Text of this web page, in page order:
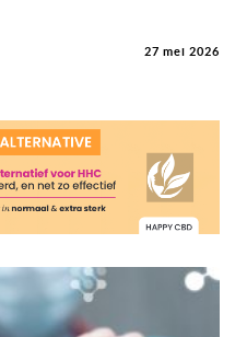
27 mei 2026